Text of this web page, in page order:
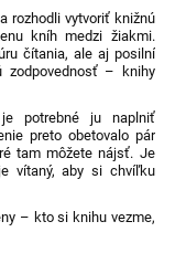
rozhodli vytvoriť knižnú
kníh medzi žiakmi.
čítania, ale aj posilní
zodpovednosť – knihy
potrebné ju naplniť
preto obetovalo pár
tam môžete nájsť. Je
vítaný, aby si chvíľku
– kto si knihu vezme,